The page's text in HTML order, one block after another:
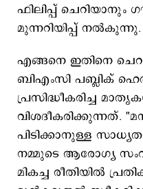
ഫിലിപ്പ് ചെറിയാനും
മുന്നറിയിപ്പ് നൽകുന്നു.
എങ്ങനെ ഇതിനെ
ബിഎംസി പബ്ലിക്
പ്രസിദ്ധീകരിച്ച
വിശദീകരിക്കുന്നത്.
പിടിക്കാനുള്ള
നമ്മുടെ ആരോ​ഗ്യ
മികച്ച രീതിയിൽ